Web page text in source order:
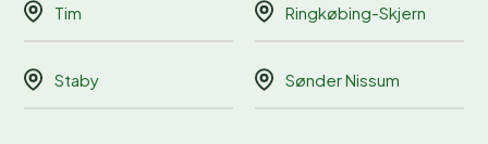
Tim Ringkøbing-Skjern
Staby Sønder Nissum